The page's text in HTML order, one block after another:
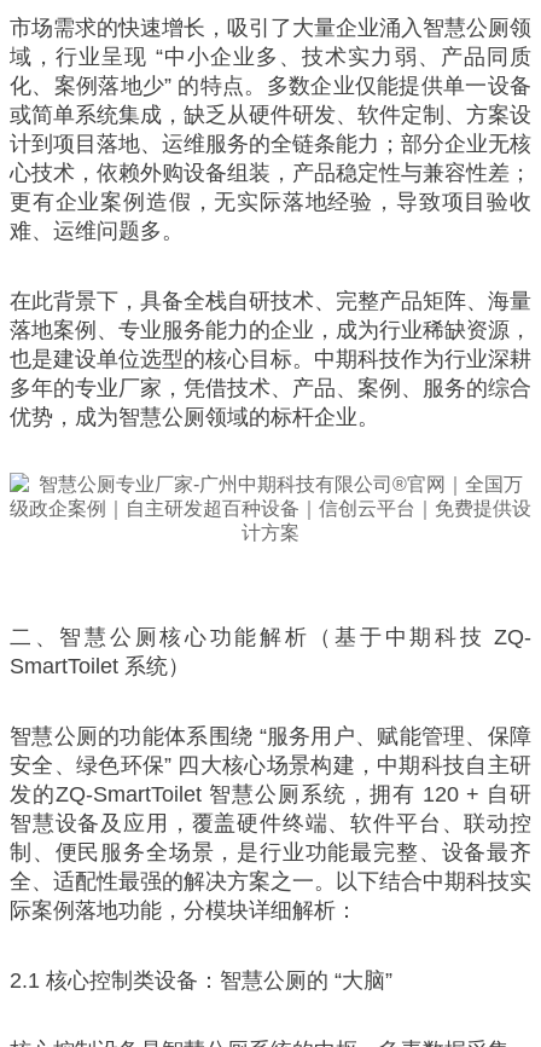
市场需求的快速增长，吸引了大量企业涌入智慧公厕领
域，行业呈现 “中小企业多、技术实力弱、产品同质
化、案例落地少” 的特点。多数企业仅能提供单一设备
或简单系统集成，缺乏从硬件研发、软件定制、方案设
计到项目落地、运维服务的全链条能力；部分企业无核
心技术，依赖外购设备组装，产品稳定性与兼容性差；
更有企业案例造假，无实际落地经验，导致项目验收
难、运维问题多。
在此背景下，具备全栈自研技术、完整产品矩阵、海量
落地案例、专业服务能力的企业，成为行业稀缺资源，
也是建设单位选型的核心目标。中期科技作为行业深耕
多年的专业厂家，凭借技术、产品、案例、服务的综合
优势，成为智慧公厕领域的标杆企业。
二、智慧公厕核心功能解析（基于中期科技 ZQ-
SmartToilet 系统）
智慧公厕的功能体系围绕 “服务用户、赋能管理、保障
安全、绿色环保” 四大核心场景构建，中期科技自主研
发的ZQ-SmartToilet 智慧公厕系统，拥有 120 + 自研
智慧设备及应用，覆盖硬件终端、软件平台、联动控
制、便民服务全场景，是行业功能最完整、设备最齐
全、适配性最强的解决方案之一。以下结合中期科技实
际案例落地功能，分模块详细解析：
2.1 核心控制类设备：智慧公厕的 “大脑”